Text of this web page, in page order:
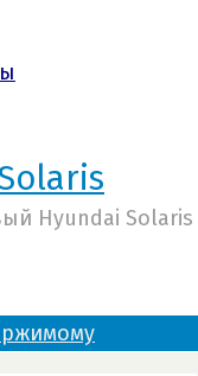
Hyundai Solaris